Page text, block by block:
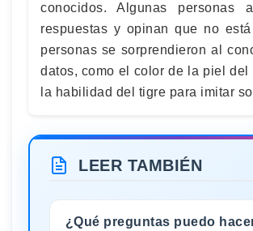
conocidos. Algunas personas
respuestas y opinan que no
personas se sorprendieron al
datos, como el color de la piel del
la habilidad del tigre para imitar
LEER TAMBIÉN
¿Qué preguntas puedo